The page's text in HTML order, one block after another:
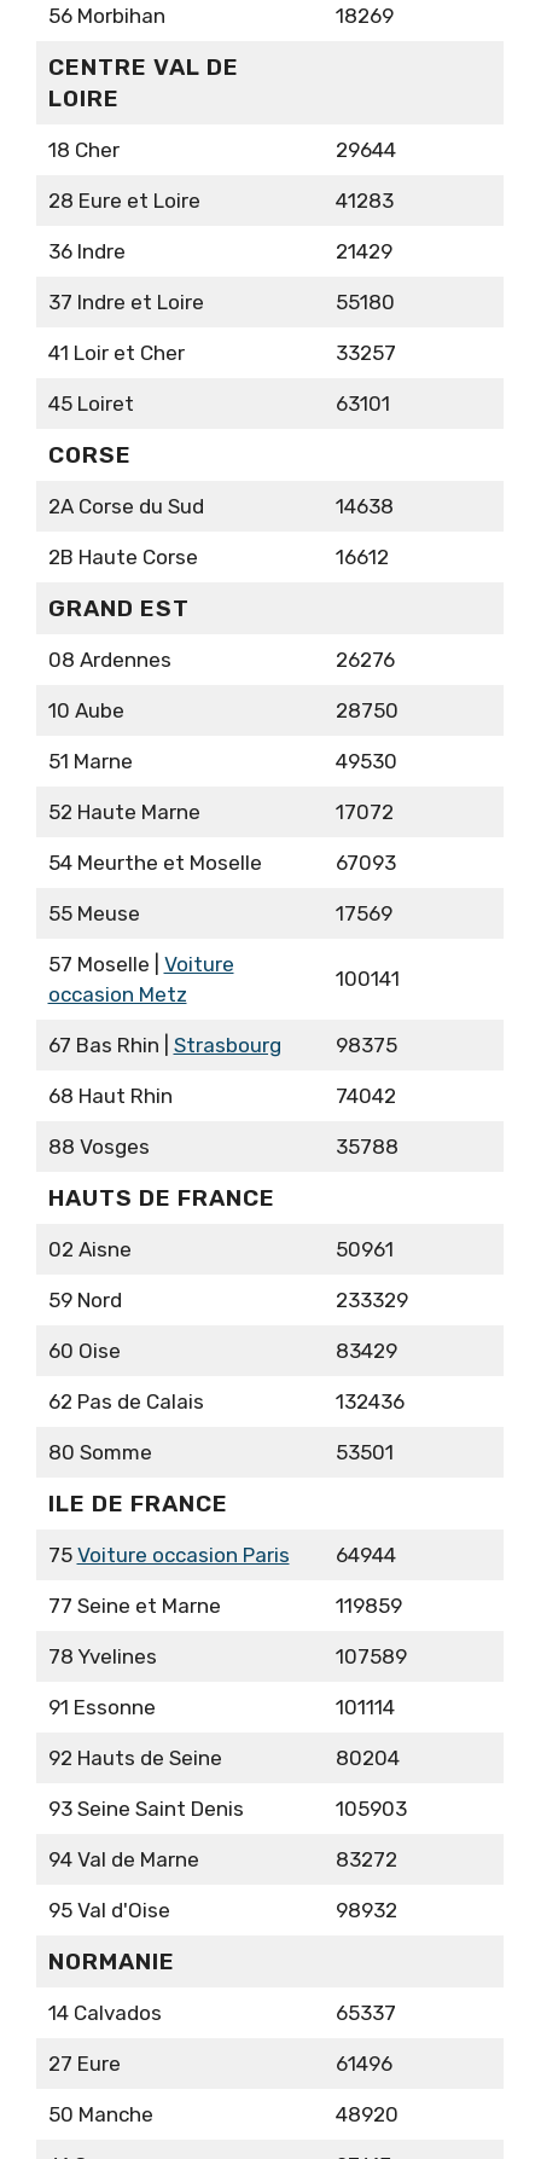
56 Morbihan 18269
CENTRE VAL DE
LOIRE
18 Cher 29644
28 Eure et Loire 41283
36 Indre 21429
37 Indre et Loire 55180
41 Loir et Cher 33257
45 Loiret 63101
CORSE
2A Corse du Sud 14638
2B Haute Corse 16612
GRAND EST
08 Ardennes 26276
10 Aube 28750
51 Marne 49530
52 Haute Marne 17072
54 Meurthe et Moselle 67093
55 Meuse 17569
57 Moselle | Voiture
occasion Metz
100141
67 Bas Rhin | Strasbourg 98375
68 Haut Rhin 74042
88 Vosges 35788
HAUTS DE FRANCE
02 Aisne 50961
59 Nord 233329
60 Oise 83429
62 Pas de Calais 132436
80 Somme 53501
ILE DE FRANCE
75 Voiture occasion Paris 64944
77 Seine et Marne 119859
78 Yvelines 107589
91 Essonne 101114
92 Hauts de Seine 80204
93 Seine Saint Denis 105903
94 Val de Marne 83272
95 Val d'Oise 98932
NORMANIE
14 Calvados 65337
27 Eure 61496
50 Manche 48920